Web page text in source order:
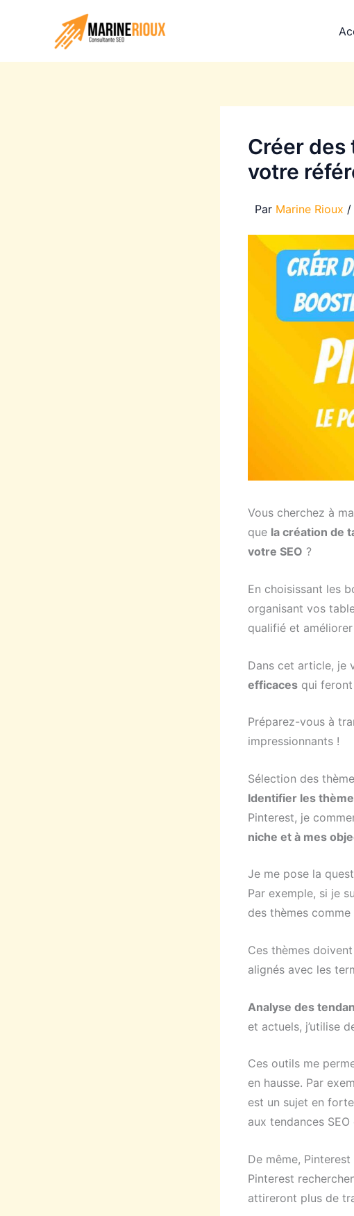
Créer
votre
Par Marine Rioux /
Vous cherchez à
que la création de
votre SEO ?
En choisissant les
organisant vos
qualifié et
Dans cet article, je
efficaces qui
Préparez-vous à
impressionnants !
Sélection des
Identifier les
Pinterest, je
niche et à mes
Je me pose la
Par exemple, si je
des thèmes
Ces thèmes
alignés avec les
Analyse des
et actuels, j’utilise
Ces outils me
en hausse. Par
est un sujet en
aux tendances SEO
De même,
Pinterest
attireront plus de